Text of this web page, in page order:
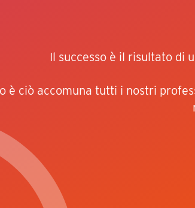
Il successo è il risultato di
è ciò accomuna tutti i nostri